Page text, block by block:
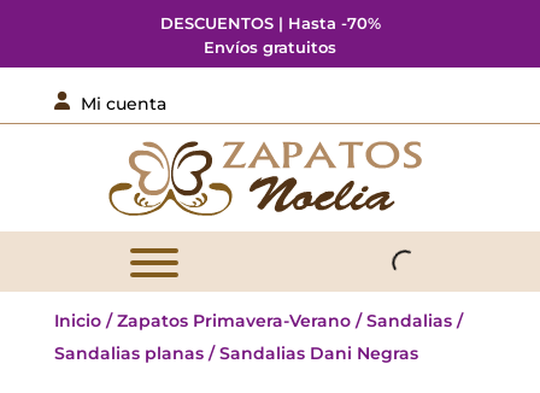
DESCUENTOS | Hasta -70%
Envíos gratuitos
 Mi cuenta
Inicio/Zapatos Primavera-Verano/Sandalias/
Sandalias planas/ Sandalias Dani Negras